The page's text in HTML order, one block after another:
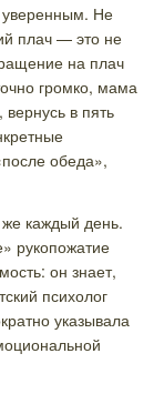
Не
плач — это не
на плач
громко, мама
в пять
обеда»,
каждый день.
рукопожатие
он знает,
психолог
указывала